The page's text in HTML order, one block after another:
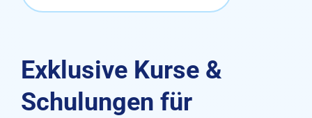
Exklusive Kurse &
Schulungen für